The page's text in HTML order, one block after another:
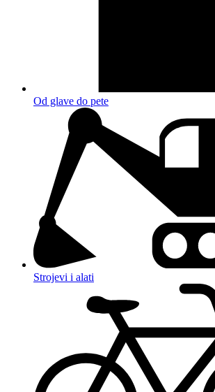
Od glave do pete
Strojevi i alati